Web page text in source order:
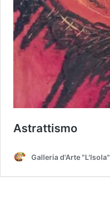
Astrattismo
Galleria d'Arte "L'Isola"